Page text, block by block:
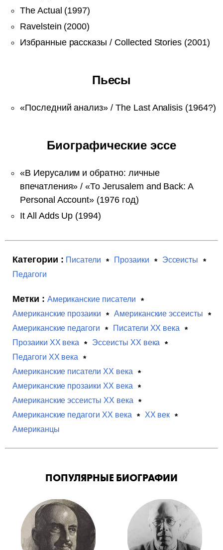
The Actual (1997)
Ravelstein (2000)
Избранные рассказы / Collected Stories (2001)
Пьесы
«Последний анализ» / The Last Analisis (1964?)
Биографические эссе
«В Иерусалим и обратно: личные
впечатления» / «То Jerusalem and Back: A
Personal Account» (1976 год)
It All Adds Up (1994)
Категории : Писатели Прозаики
Эссеисты
Педагоги
Метки : Американские писатели
Американские прозаики
Американские эссеисты
Американские педагоги
Писатели XX века
Прозаики XX века
Эссеисты XX века
Педагоги XX века
Американские писатели XX века
Американские прозаики XX века
Американские эссеисты XX века
Американские педагоги XX века
XX век
Американцы
ПОПУЛЯРНЫЕ БИОГРАФИИ